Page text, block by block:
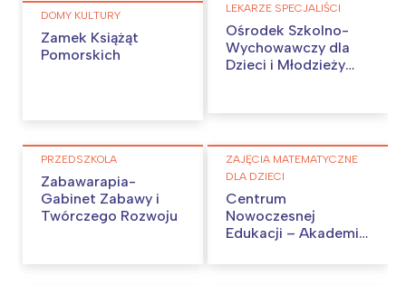
DOMY KULTURY
Zamek Książąt
Pomorskich
LEKARZE SPECJALIŚCI
Ośrodek Szkolno-
Wychowawczy dla
Dzieci i Młodzieży
PRZEDSZKOLA
Zabawarapia-
Gabinet Zabawy i
Twórczego Rozwoju
ZAJĘCIA MATEMATYCZNE
DLA DZIECI
Centrum
Nowoczesnej
Edukacji – Akademia